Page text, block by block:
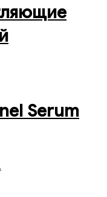
Serum